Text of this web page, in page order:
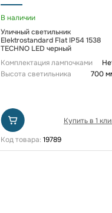
В наличии
Уличный светильник
Elektrostandard Flat IP54 1538
TECHNO LED черный
Комплектация лампочками
Высота светильника
700
Купить в 1
Код товара: 19789